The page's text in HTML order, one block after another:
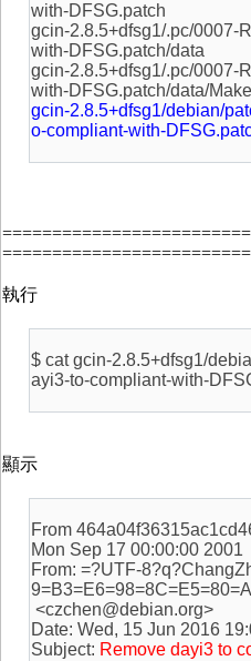
with-DFSG.patch
gcin-2.8.5+dfsg1/.pc/0007-
with-DFSG.patch/data
gcin-2.8.5+dfsg1/.pc/0007-
with-DFSG.patch/data/
gcin-2.8.5+dfsg1/debian/
o-compliant-with-
執行
$ cat gcin-2.8.5+dfsg1/
ayi3-to-compliant-with-
顯示
From
Mon Sep 17 00:00:00 2001
From: =?UTF-
<czchen@debian.org>
Date: Wed, 15 Jun 2016
Subject: Remove dayi3 to